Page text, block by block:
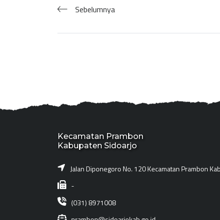
Sebelumnya
Kecamatan Prambon
Kabupaten Sidoarjo
Jalan Diponegoro No. 120 Kecamatan Prambon
-
(031) 8971008